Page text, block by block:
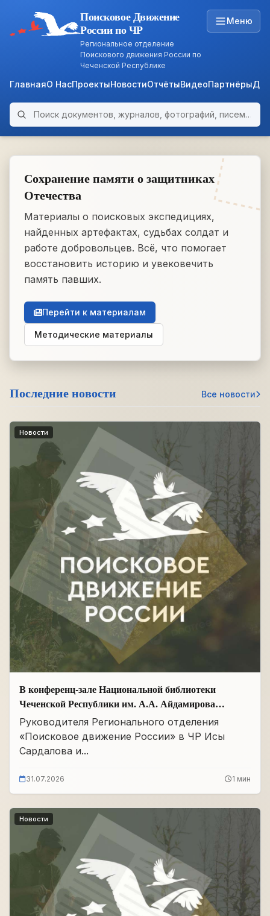
ARCHIVE
Поисковое Движение
России по ЧР
Региональное отделение
Поискового движения России по
Чеченской Республике
Меню
ГлавнаяО НасПроектыНовостиОтчётыВидеоПартнёры
Поиск по архиву
Сохранение памяти о защитниках
Отечества
Материалы о поисковых экспедициях,
найденных артефактах, судьбах солдат и
работе добровольцев. Всё, что помогает
восстановить историю и увековечить
память павших.
Перейти к материалам
Методические материалы
Последние новости Все новости
Новости
В конференц-зале Национальной библиотеки
Чеченской Республики им. А.А. Айдамирова
прошло заседание
Руководителя Регионального отделения
«Поисковое движение России» в ЧР Исы
Сардалова и...
31.07.2026 1 мин
Новости